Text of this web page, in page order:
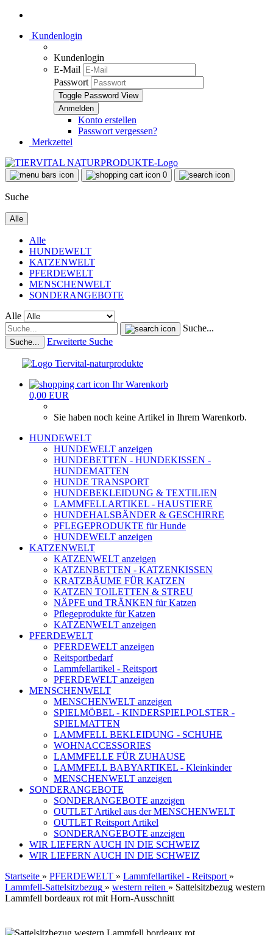
Kundenlogin
Kundenlogin
E-Mail
Passwort
Toggle Password View
Konto erstellen
Passwort vergessen?
Merkzettel
0
Suche
Alle
Alle
HUNDEWELT
KATZENWELT
PFERDEWELT
MENSCHENWELT
SONDERANGEBOTE
Alle
Suche...
Suche... Erweiterte Suche
Ihr Warenkorb
0,00 EUR
Sie haben noch keine Artikel in Ihrem Warenkorb.
HUNDEWELT
HUNDEWELT anzeigen
HUNDEBETTEN - HUNDEKISSEN -
HUNDEMATTEN
HUNDE TRANSPORT
HUNDEBEKLEIDUNG & TEXTILIEN
LAMMFELLARTIKEL - HAUSTIERE
HUNDEHALSBÄNDER & GESCHIRRE
PFLEGEPRODUKTE für Hunde
HUNDEWELT anzeigen
KATZENWELT
KATZENWELT anzeigen
KATZENBETTEN - KATZENKISSEN
KRATZBÄUME FÜR KATZEN
KATZEN TOILETTEN & STREU
NÄPFE und TRÄNKEN für Katzen
Pflegeprodukte für Katzen
KATZENWELT anzeigen
PFERDEWELT
PFERDEWELT anzeigen
Reitsportbedarf
Lammfellartikel - Reitsport
PFERDEWELT anzeigen
MENSCHENWELT
MENSCHENWELT anzeigen
SPIELMÖBEL - KINDERSPIELPOLSTER -
SPIELMATTEN
LAMMFELL BEKLEIDUNG - SCHUHE
WOHNACCESSORIES
LAMMFELLE FÜR ZUHAUSE
LAMMFELL BABYARTIKEL - Kleinkinder
MENSCHENWELT anzeigen
SONDERANGEBOTE
SONDERANGEBOTE anzeigen
OUTLET Artikel aus der MENSCHENWELT
OUTLET Reitsport Artikel
SONDERANGEBOTE anzeigen
WIR LIEFERN AUCH IN DIE SCHWEIZ
WIR LIEFERN AUCH IN DIE SCHWEIZ
Startseite » PFERDEWELT » Lammfellartikel - Reitsport »
Lammfell-Sattelsitzbezug » western reiten » Sattelsitzbezug western
Lammfell bordeaux rot mit Horn-Ausschnitt